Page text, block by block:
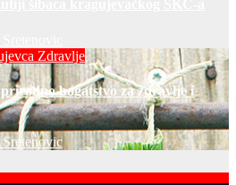
Zdravlje
bogatstvo za zdravlje i